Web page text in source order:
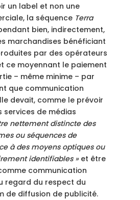
un label et non une
la séquence Terra
bien, indirectement,
marchandises bénéficiant
par des opérateurs
ce moyennant le paiement
– même minime – par
que communication
devait, comme le prévoir
services de médias
nettement distincte des
ou séquences de
à des moyens optiques ou
identifiables »et être
communication
regard du respect du
de diffusion de publicité.